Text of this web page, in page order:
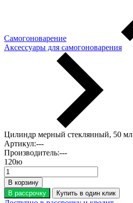
Самогоноварение
Аксессуары для самогоноварения
Цилиндр мерный стеклянный, 50 мл
Артикул:---
Производитель:---
120ю
В корзину
В рассрочку
Купить в один клик